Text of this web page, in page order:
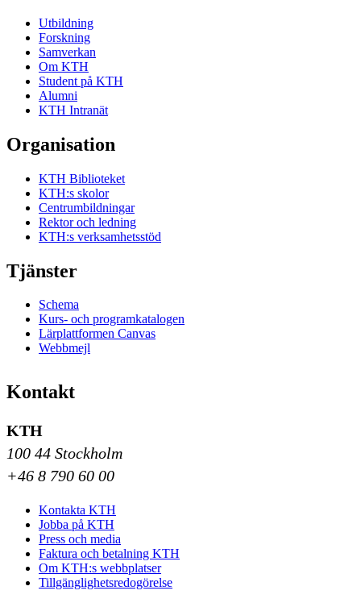
Utbildning
Forskning
Samverkan
Om KTH
Student på KTH
Alumni
KTH Intranät
Organisation
KTH Biblioteket
KTH:s skolor
Centrumbildningar
Rektor och ledning
KTH:s verksamhetsstöd
Tjänster
Schema
Kurs- och programkatalogen
Lärplattformen Canvas
Webbmejl
Kontakt
KTH
100 44 Stockholm
+46 8 790 60 00
Kontakta KTH
Jobba på KTH
Press och media
Faktura och betalning KTH
Om KTH:s webbplatser
Tillgänglighetsredogörelse